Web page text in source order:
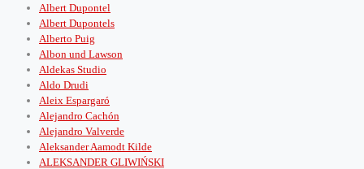
Albert Dupontel
Albert Dupontels
Alberto Puig
Albon und Lawson
Aldekas Studio
Aldo Drudi
Aleix Espargaró
Alejandro Cachón
Alejandro Valverde
Aleksander Aamodt Kilde
ALEKSANDER GLIWIŃSKI